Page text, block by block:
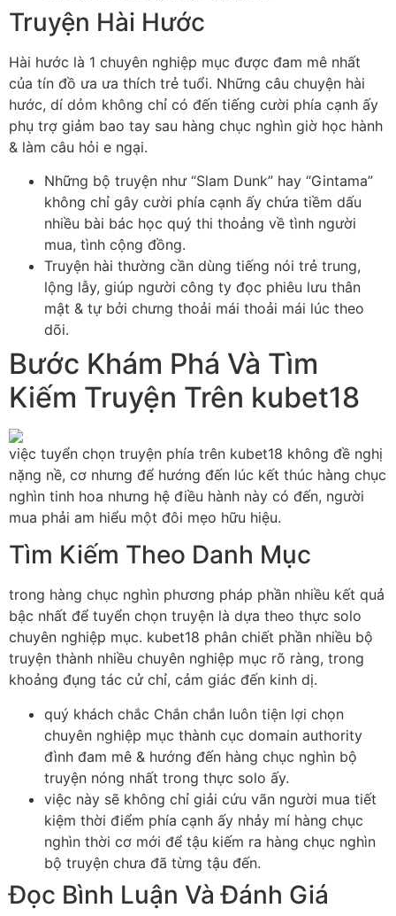
Truyện Hài Hước
Hài hước là 1 chuyên nghiệp mục được đam mê nhất
của tín đồ ưa ưa thích trẻ tuổi. Những câu chuyện hài
hước, dí dỏm không chỉ có đến tiếng cười phía cạnh ấy
phụ trợ giảm bao tay sau hàng chục nghìn giờ học hành
& làm câu hỏi e ngại.
Những bộ truyện như “Slam Dunk” hay “Gintama”
không chỉ gây cười phía cạnh ấy chứa tiềm dấu
nhiều bài bác học quý thi thoảng về tình người
mua, tình cộng đồng.
Truyện hài thường cần dùng tiếng nói trẻ trung,
lộng lẫy, giúp người công ty đọc phiêu lưu thân
mật & tự bởi chưng thoải mái thoải mái lúc theo
dõi.
Bước Khám Phá Và Tìm
Kiếm Truyện Trên kubet18
việc tuyển chọn truyện phía trên kubet18 không đề nghị
nặng nề, cơ nhưng để hướng đến lúc kết thúc hàng chục
nghìn tinh hoa nhưng hệ điều hành này có đến, người
mua phải am hiểu một đôi mẹo hữu hiệu.
Tìm Kiếm Theo Danh Mục
trong hàng chục nghìn phương pháp phần nhiều kết quả
bậc nhất để tuyển chọn truyện là dựa theo thực solo
chuyên nghiệp mục. kubet18 phân chiết phần nhiều bộ
truyện thành nhiều chuyên nghiệp mục rõ ràng, trong
khoảng đụng tác cử chỉ, cảm giác đến kinh dị.
quý khách chắc Chắn chắn luôn tiện lợi chọn
chuyên nghiệp mục thành cục domain authority
đình đam mê & hướng đến hàng chục nghìn bộ
truyện nóng nhất trong thực solo ấy.
việc này sẽ không chỉ giải cứu vãn người mua tiết
kiệm thời điểm phía cạnh ấy nhảy mí hàng chục
nghìn thời cơ mới để tậu kiếm ra hàng chục nghìn
bộ truyện chưa đã từng tậu đến.
Đọc Bình Luận Và Đánh Giá